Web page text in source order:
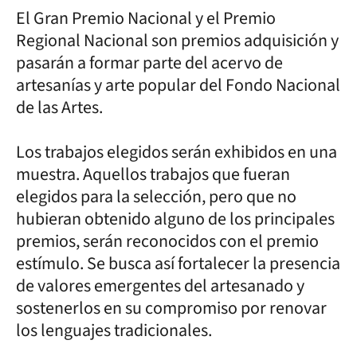
El Gran Premio Nacional y el Premio
Regional Nacional son premios adquisición y
pasarán a formar parte del acervo de
artesanías y arte popular del Fondo Nacional
de las Artes.
Los trabajos elegidos serán exhibidos en una
muestra. Aquellos trabajos que fueran
elegidos para la selección, pero que no
hubieran obtenido alguno de los principales
premios, serán reconocidos con el premio
estímulo. Se busca así fortalecer la presencia
de valores emergentes del artesanado y
sostenerlos en su compromiso por renovar
los lenguajes tradicionales.